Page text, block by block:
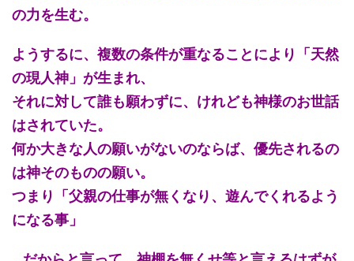
の力を生む。
ようするに、複数の条件が重なることにより「天然
の現人神」が生まれ、
それに対して誰も願わずに、けれども神様のお世話
はされていた。
何か大きな人の願いがないのならば、優先されるの
は神そのものの願い。
つまり「父親の仕事が無くなり、遊んでくれるよう
になる事」